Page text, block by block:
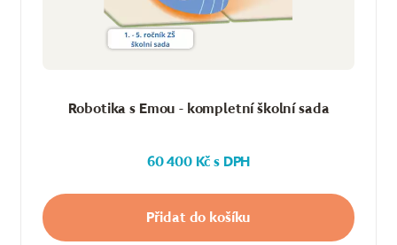
Robotika s Emou - kompletní školní sada
60 400 Kč s DPH
Přidat do košíku